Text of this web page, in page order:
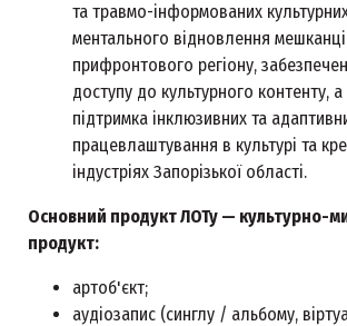
та травмо-інформованих
ментального відновлення
прифронтового регіону,
доступу до культурного контенту,
підтримка інклюзивних та
працевлаштування в культурі та
індустріях Запорізької області.
Основний продукт ЛОТу — культурно-
продукт:
артоб'єкт;
аудіозапис (синглу / альбому,